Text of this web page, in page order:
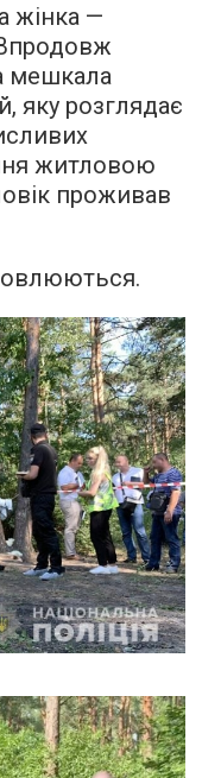
жінка —
мешкала
яку розглядає
житловою
проживав